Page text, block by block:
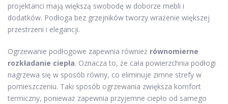
projektanci mają większą swobodę w doborze mebli i
dodatków. Podłoga bez grzejników tworzy wrażenie większej
przestrzeni i elegancji.
Ogrzewanie podłogowe zapewnia również równomierne
rozkładanie ciepła. Oznacza to, że cała powierzchnia podłogi
nagrzewa się w sposób równy, co eliminuje zimne strefy w
pomieszczeniu. Taki sposób ogrzewania zwiększa komfort
termiczny, ponieważ zapewnia przyjemne ciepło od samego